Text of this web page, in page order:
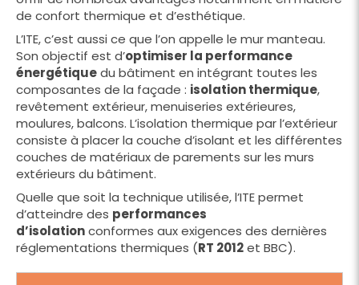
de confort thermique et d’esthétique.
L’ITE, c’est aussi ce que l’on appelle le mur manteau.
Son objectif est d’optimiser la performance
énergétiquedu bâtiment en intégrant toutes les
composantes de la façade : isolation thermique,
revêtement extérieur, menuiseries extérieures,
moulures, balcons. L’isolation thermique par l’extérieur
consiste à placer la couche d’isolant et les différentes
couches de matériaux de parements sur les murs
extérieurs du bâtiment.
Quelle que soit la technique utilisée, l’ITE permet
d’atteindre des performances
d’isolationconformes aux exigences des dernières
réglementations thermiques (RT 2012et BBC).